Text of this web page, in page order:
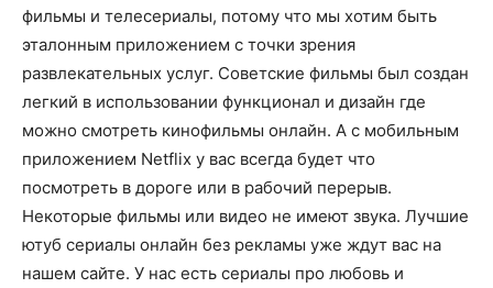
фильмы и телесериалы, потому что мы хотим быть
эталонным приложением с точки зрения
развлекательных услуг. Советские фильмы был создан
легкий в использовании функционал и дизайн где
можно смотреть кинофильмы онлайн. А с мобильным
приложением Netflix у вас всегда будет что
посмотреть в дороге или в рабочий перерыв.
Некоторые фильмы или видео не имеют звука. Лучшие
ютуб сериалы онлайн без рекламы уже ждут вас на
нашем сайте. У нас есть сериалы про любовь и